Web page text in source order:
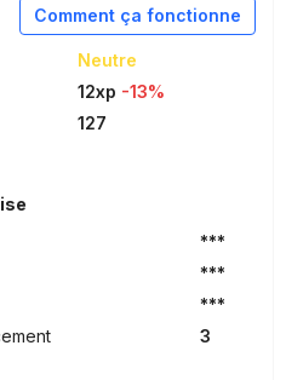
Comment ça fonctionne
Neutre
12xp -13%
127
***
***
***
3